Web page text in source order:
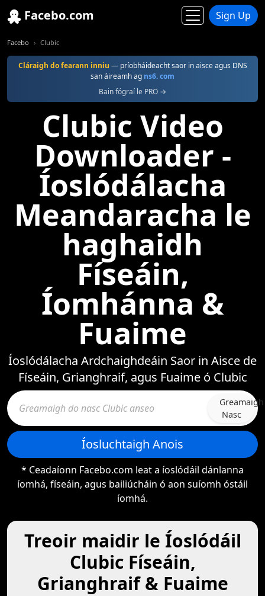
Facebo.com Sign Up
Facebo Clubic
Cláraigh do fearann inniu — príobháideacht saor in aisce agus DNS
san áireamh ag ns6. com
Bain fógraí le PRO →
Clubic Video
Downloader -
Íoslódálacha
Meandaracha le
haghaidh
Físeáin,
Íomhánna &
Fuaime
Íoslódálacha Ardchaighdeáin Saor in Aisce de
Físeáin, Grianghraif, agus Fuaime ó Clubic
Greamaigh
Nasc
Íosluchtaigh Anois
* Ceadaíonn Facebo.com leat a íoslódáil dánlanna
íomhá, físeáin, agus bailiúcháin ó aon suíomh óstáil
íomhá.
Treoir maidir le Íoslódáil
Clubic Físeáin,
Grianghraif & Fuaime